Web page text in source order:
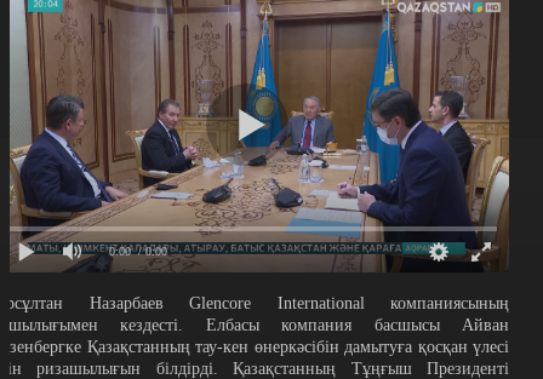
0:00 / 0:00
Назарбаев Glencore International компаниясының
кездесті. Елбасы компания басшысы Айван
Қазақстанның тау-кен өнеркәсібін дамытуға қосқан үлесі
ризашылығын білдірді. Қазақстанның Тұңғыш Президенті